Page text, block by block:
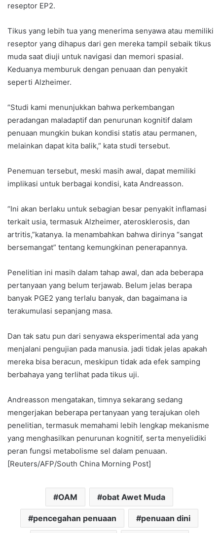
reseptor EP2.
Tikus yang lebih tua yang menerima senyawa atau memiliki
reseptor yang dihapus dari gen mereka tampil sebaik tikus
muda saat diuji untuk navigasi dan memori spasial.
Keduanya memburuk dengan penuaan dan penyakit
seperti Alzheimer.
“Studi kami menunjukkan bahwa perkembangan
peradangan maladaptif dan penurunan kognitif dalam
penuaan mungkin bukan kondisi statis atau permanen,
melainkan dapat kita balik,” kata studi tersebut.
Penemuan tersebut, meski masih awal, dapat memiliki
implikasi untuk berbagai kondisi, kata Andreasson.
“Ini akan berlaku untuk sebagian besar penyakit inflamasi
terkait usia, termasuk Alzheimer, aterosklerosis, dan
artritis,”katanya. Ia menambahkan bahwa dirinya “sangat
bersemangat” tentang kemungkinan penerapannya.
Penelitian ini masih dalam tahap awal, dan ada beberapa
pertanyaan yang belum terjawab. Belum jelas berapa
banyak PGE2 yang terlalu banyak, dan bagaimana ia
terakumulasi sepanjang masa.
Dan tak satu pun dari senyawa eksperimental ada yang
menjalani pengujian pada manusia. jadi tidak jelas apakah
mereka bisa beracun, meskipun tidak ada efek samping
berbahaya yang terlihat pada tikus uji.
Andreasson mengatakan, timnya sekarang sedang
mengerjakan beberapa pertanyaan yang terajukan oleh
penelitian, termasuk memahami lebih lengkap mekanisme
yang menghasilkan penurunan kognitif, serta menyelidiki
peran fungsi metabolisme sel dalam penuaan.
[Reuters/AFP/South China Morning Post]
OAM obat Awet Muda
pencegahan penuaan penuaan dini